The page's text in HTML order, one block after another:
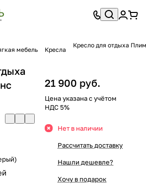
мебель Кресла
Кресло для отдыха
21 900 руб.
Цена указана с учётом
НДС 5%
Нет в наличии
Рассчитать доставку
Нашли дешевле?
Хочу в подарок